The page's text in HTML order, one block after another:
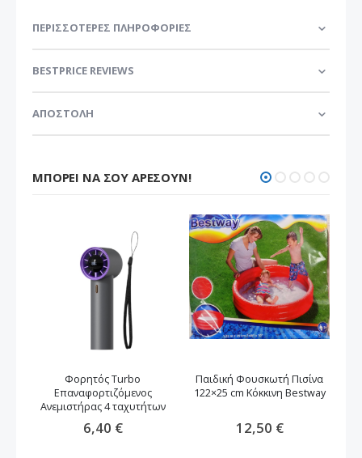
ΠΕΡΙΣΣΌΤΕΡΕΣ ΠΛΗΡΟΦΟΡΊΕΣ
BESTPRICE REVIEWS
ΑΠΟΣΤΟΛΗ
ΜΠΟΡΕΊ ΝΑ ΣΟΥ ΑΡΈΣΟΥΝ!
Φορητός Turbo
Επαναφορτιζόμενος
Ανεμιστήρας 4 ταχυτήτων
6,40 €
Παιδική Φουσκωτή Πισίνα
122×25 cm Κόκκινη Bestway
12,50 €